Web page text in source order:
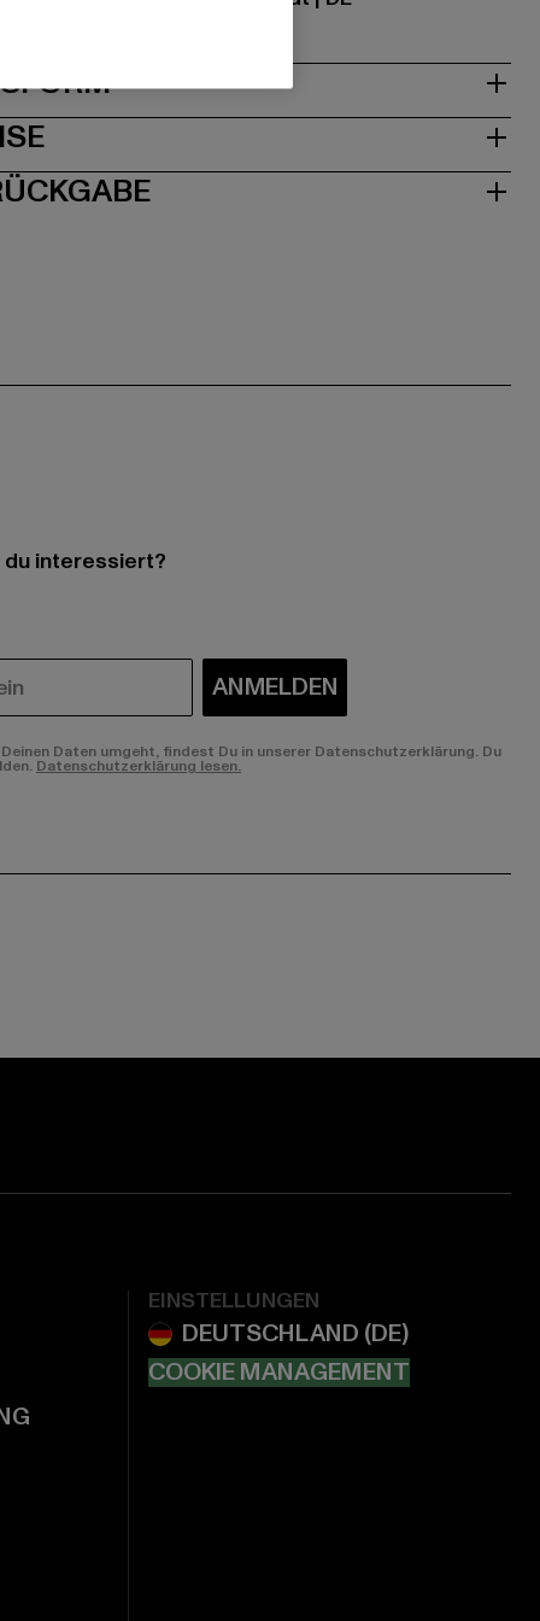
PASSFORM
interessiert?
ANMELDEN
Daten umgeht, findest Du in unserer Datenschutzerklärung. Du
Datenschutzerklärung lesen.
EINSTELLUNGEN
COOKIE MANAGEMENT